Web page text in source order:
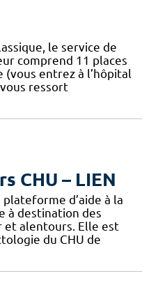
le service de
comprend 11 places
entrez à l’hôpital
ressort
CHU – LIEN
d’aide à la
à destination des
et alentours. Elle est
du CHU de